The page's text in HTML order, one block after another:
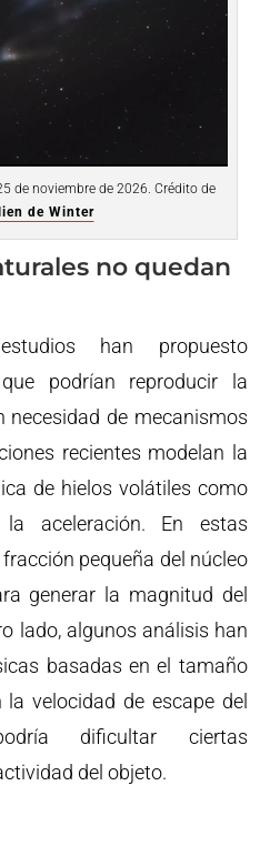
de noviembre de 2026. Crédito de
de Winter
no quedan
han propuesto
podrían reproducir la
necesidad de mecanismos
recientes modelan la
de hielos volátiles como
aceleración. En estas
pequeña del núcleo
generar la magnitud del
lado, algunos análisis han
basadas en el tamaño
velocidad de escape del
dificultar ciertas
del objeto.